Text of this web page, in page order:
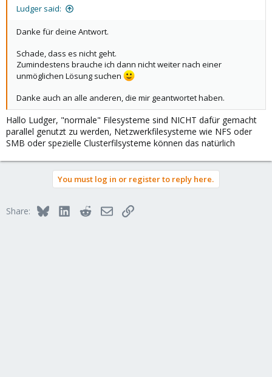
Ludger said:
Danke für deine Antwort.
Schade, dass es nicht geht.
Zumindestens brauche ich dann nicht weiter nach einer
unmöglichen Lösung suchen
Danke auch an alle anderen, die mir geantwortet haben.
Hallo Ludger, "normale" Filesysteme sind NICHT dafür gemacht
parallel genutzt zu werden, Netzwerkfilesysteme wie NFS oder
SMB oder spezielle Clusterfilsysteme können das natürlich
You must log in or register to reply here.
Share: BlueskyLinkedInRedditEmailLink